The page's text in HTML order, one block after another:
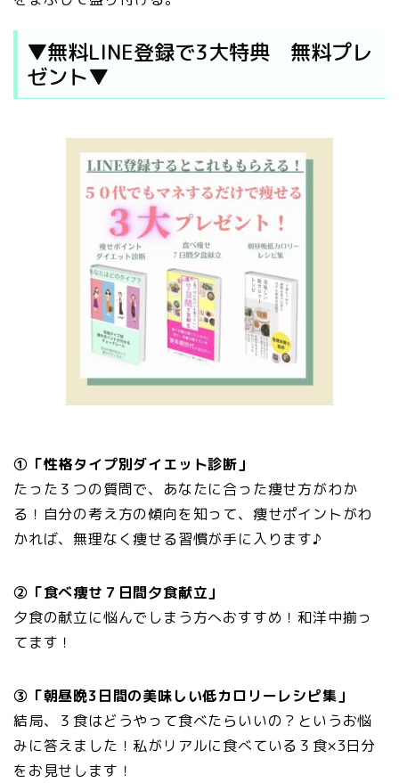
▼無料LINE登録で3大特典 無料プレ
ゼント▼
①「性格タイプ別ダイエット診断」
たった３つの質問で、あなたに合った痩せ方がわか
る！ 自分の考え方の傾向を知って、痩せポイントがわ
かれば、無理なく痩せる習慣が手に入ります♪
②「食べ痩せ７日間夕食献立」
夕食の献立に悩んでしまう方へおすすめ！和洋中揃っ
てます！
③「朝昼晩3日間の美味しい低カロリーレシピ集」
結局、３食はどうやって食べたらいいの？というお悩
みに答えました！私がリアルに食べている３食×3日分
をお見せします！